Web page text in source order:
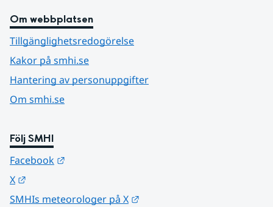
Om webbplatsen
Tillgänglighetsredogörelse
Kakor på smhi.se
Hantering av personuppgifter
Om smhi.se
Följ SMHI
Facebook
X
SMHIs meteorologer på X